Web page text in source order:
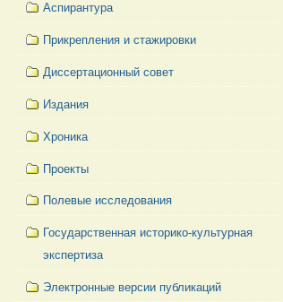
Аспирантура
Прикрепления и стажировки
Диссертационный совет
Издания
Хроника
Проекты
Полевые исследования
Государственная историко-культурная
экспертиза
Электронные версии публикаций